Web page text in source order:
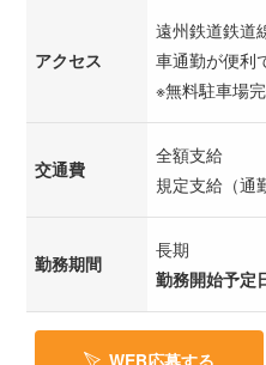
アクセス
遠州鉄道鉄道
車通勤が便利
※無料駐車場
交通費
全額支給
規定支給（通
勤務期間
長期
勤務開始予定
WEB応募する